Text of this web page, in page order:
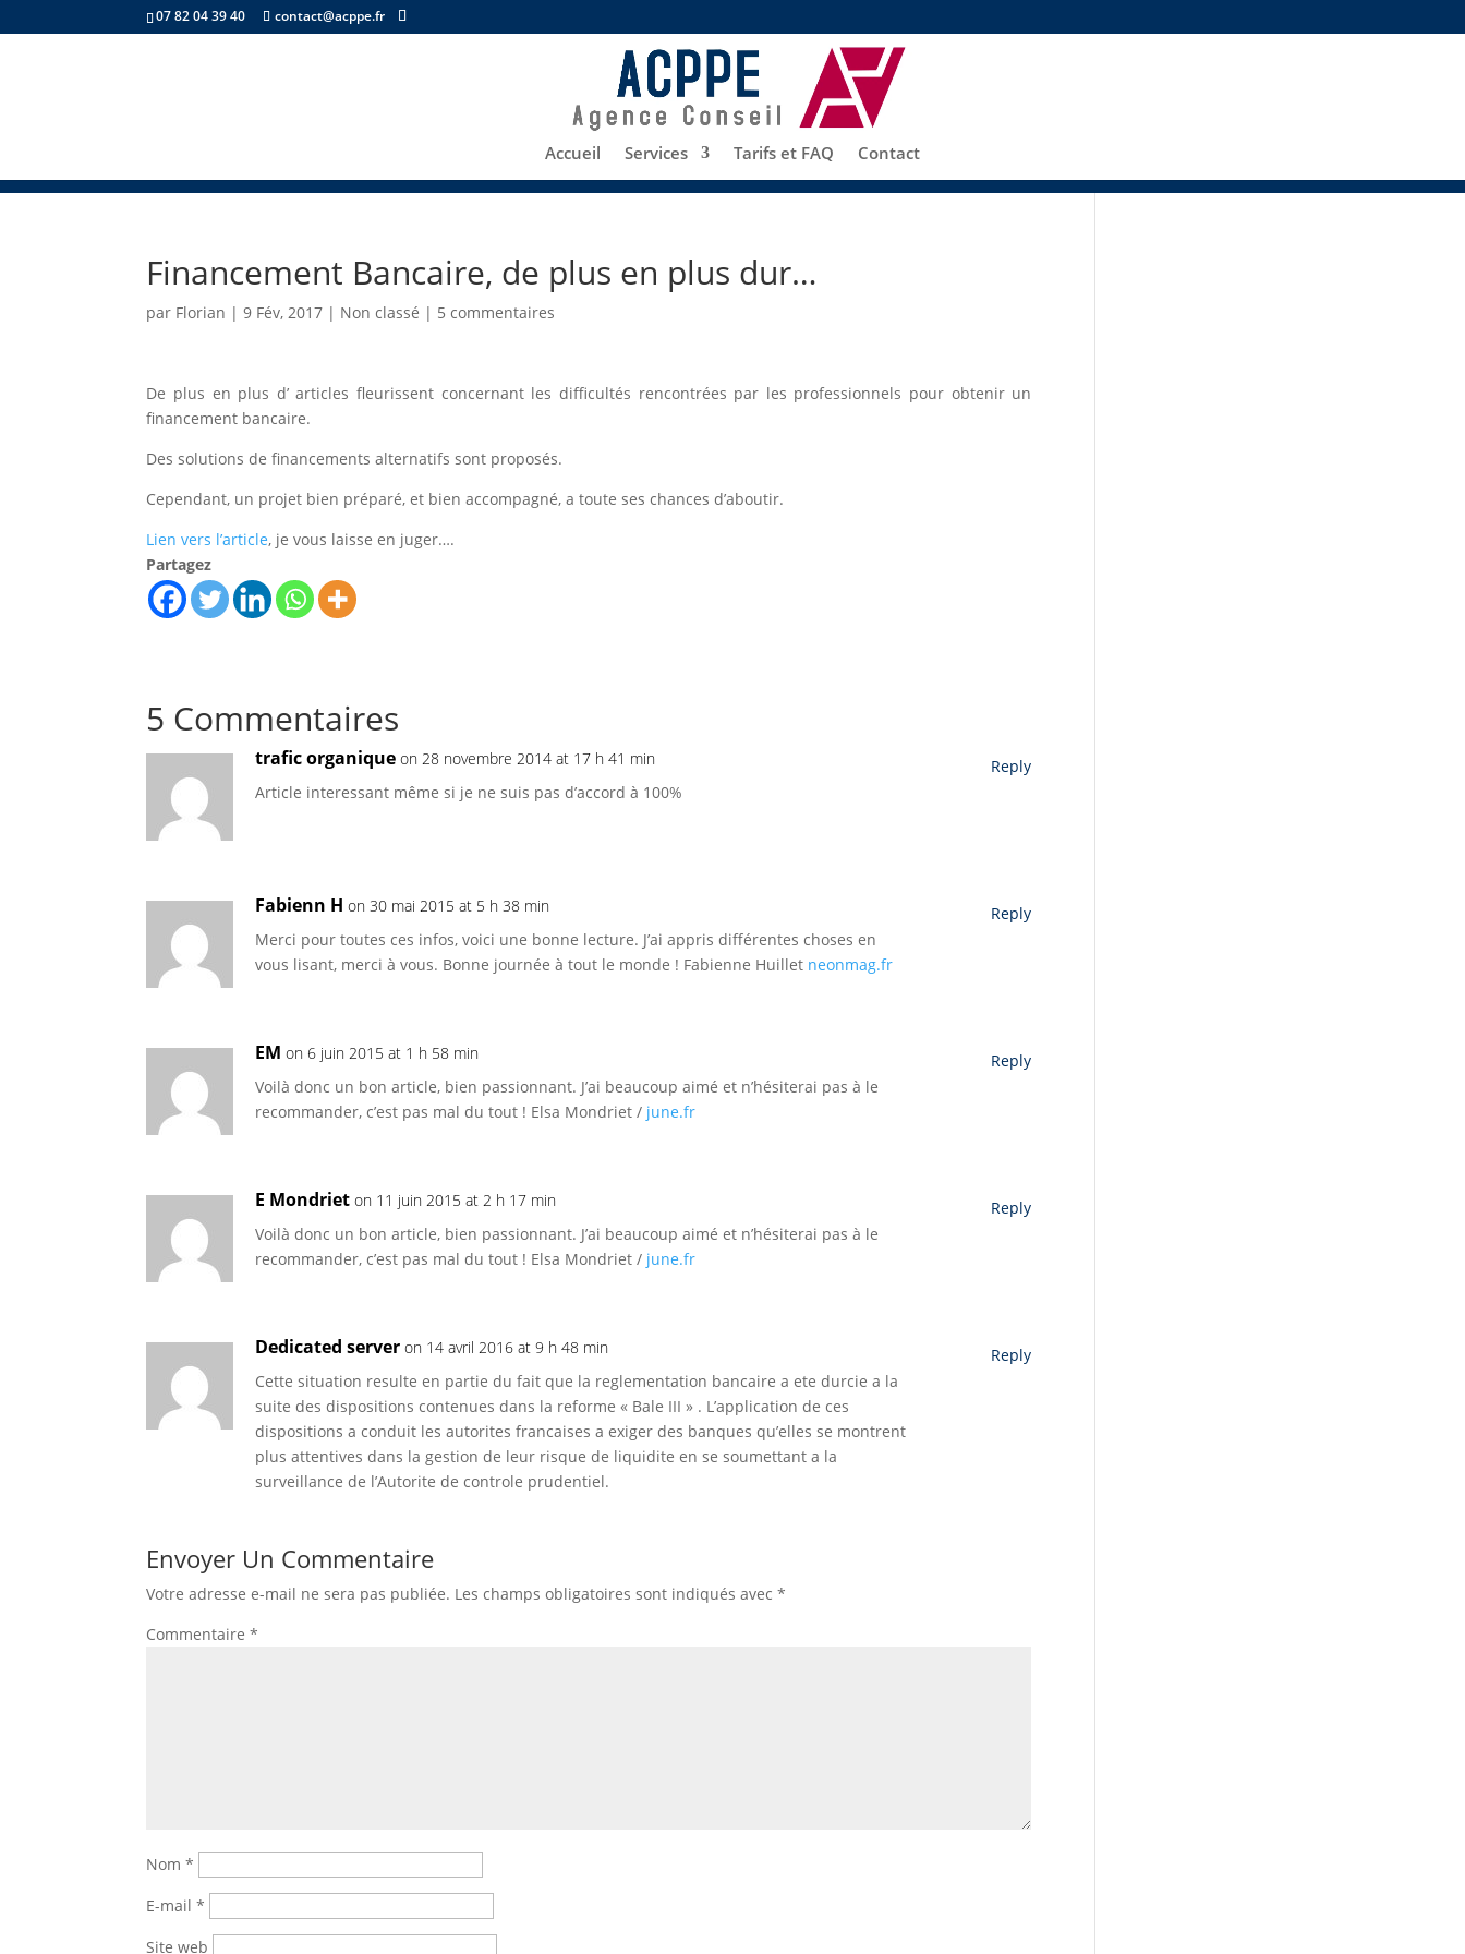
07 82 04 39 40 contact@acppe.fr
Accueil Services Tarifs et FAQ Contact
Financement Bancaire, de plus en plus dur…
par Florian |9 Fév, 2017 | Non classé | 5 commentaires
De plus en plus d’ articles fleurissent concernant les difficultés rencontrées par les professionnels pour obtenir un
financement bancaire.
Des solutions de financements alternatifs sont proposés.
Cependant, un projet bien préparé, et bien accompagné, a toute ses chances d’aboutir.
Lien vers l’article, je vous laisse en juger….
Partagez
5 Commentaires
trafic organique on 28 novembre 2014 at 17 h 41 min
Article interessant même si je ne suis pas d’accord à 100%
Reply
Fabienn H on 30 mai 2015 at 5 h 38 min
Merci pour toutes ces infos, voici une bonne lecture. J’ai appris différentes choses en
vous lisant, merci à vous. Bonne journée à tout le monde ! Fabienne Huillet neonmag.fr
Reply
EM on 6 juin 2015 at 1 h 58 min
Voilà donc un bon article, bien passionnant. J’ai beaucoup aimé et n’hésiterai pas à le
recommander, c’est pas mal du tout ! Elsa Mondriet / june.fr
Reply
E Mondriet on 11 juin 2015 at 2 h 17 min
Voilà donc un bon article, bien passionnant. J’ai beaucoup aimé et n’hésiterai pas à le
recommander, c’est pas mal du tout ! Elsa Mondriet / june.fr
Reply
Dedicated server on 14 avril 2016 at 9 h 48 min
Cette situation resulte en partie du fait que la reglementation bancaire a ete durcie a la
suite des dispositions contenues dans la reforme « Bale III » . L’application de ces
dispositions a conduit les autorites francaises a exiger des banques qu’elles se montrent
plus attentives dans la gestion de leur risque de liquidite en se soumettant a la
surveillance de l’Autorite de controle prudentiel.
Reply
Envoyer Un Commentaire
Votre adresse e-mail ne sera pas publiée. Les champs obligatoires sont indiqués avec*
Commentaire*
Nom*
E-mail*
Site web